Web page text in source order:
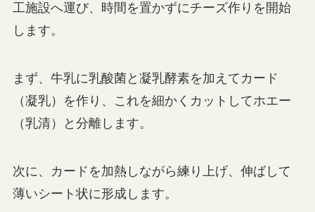
工施設へ運び、時間を置かずにチーズ作りを開始
します。
まず、牛乳に乳酸菌と凝乳酵素を加えてカード
（凝乳）を作り、これを細かくカットしてホエー
（乳清）と分離します。
次に、カードを加熱しながら練り上げ、伸ばして
薄いシート状に形成します。